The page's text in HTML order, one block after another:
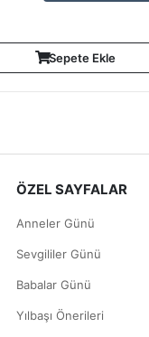
Sepete Ekle
ÖZEL SAYFALAR
Anneler Günü
Sevgililer Günü
Babalar Günü
Yılbaşı Önerileri